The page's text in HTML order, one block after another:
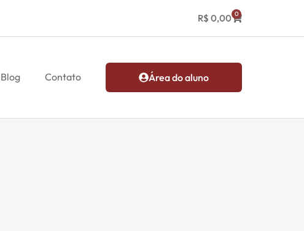
R$ 0,00 0
Blog Contato Área do aluno